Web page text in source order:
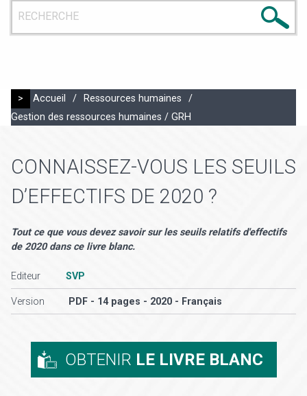
> Accueil / Ressources humaines
/
Gestion des ressources humaines / GRH
CONNAISSEZ-VOUS LES SEUILS
D’EFFECTIFS DE 2020 ?
Tout ce que vous devez savoir sur les seuils relatifs d'effectifs
de 2020 dans ce livre blanc.
Editeur SVP
Version PDF - 14 pages - 2020 - Français
OBTENIR LE LIVRE BLANC